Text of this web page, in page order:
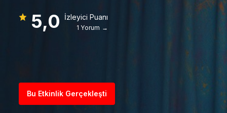
5,0 İzleyici Puanı
1 Yorum →
Bu Etkinlik Gerçekleşti